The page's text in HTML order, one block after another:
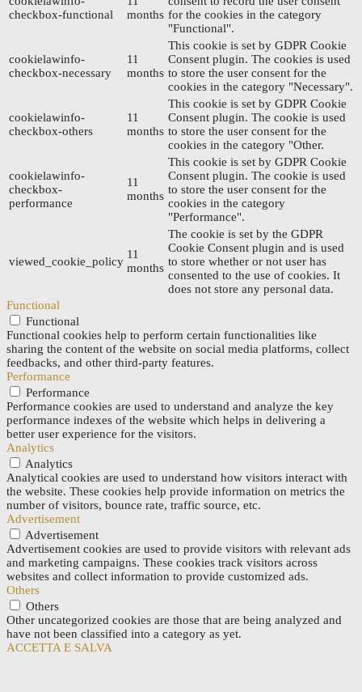
checkbox-functional
months for the cookies in the category
"Functional".
cookielawinfo-
checkbox-necessary
11
months
This cookie is set by GDPR Cookie
Consent plugin. The cookies is used
to store the user consent for the
cookies in the category "Necessary".
cookielawinfo-
checkbox-others
11
months
This cookie is set by GDPR Cookie
Consent plugin. The cookie is used
to store the user consent for the
cookies in the category "Other.
cookielawinfo-
checkbox-
performance
11
months
This cookie is set by GDPR Cookie
Consent plugin. The cookie is used
to store the user consent for the
cookies in the category
"Performance".
viewed_cookie_policy
11
months
The cookie is set by the GDPR
Cookie Consent plugin and is used
to store whether or not user has
consented to the use of cookies. It
does not store any personal data.
Functional
Functional
Functional cookies help to perform certain functionalities like
sharing the content of the website on social media platforms, collect
feedbacks, and other third-party features.
Performance
Performance
Performance cookies are used to understand and analyze the key
performance indexes of the website which helps in delivering a
better user experience for the visitors.
Analytics
Analytics
Analytical cookies are used to understand how visitors interact with
the website. These cookies help provide information on metrics the
number of visitors, bounce rate, traffic source, etc.
Advertisement
Advertisement
Advertisement cookies are used to provide visitors with relevant ads
and marketing campaigns. These cookies track visitors across
websites and collect information to provide customized ads.
Others
Others
Other uncategorized cookies are those that are being analyzed and
have not been classified into a category as yet.
ACCETTA E SALVA